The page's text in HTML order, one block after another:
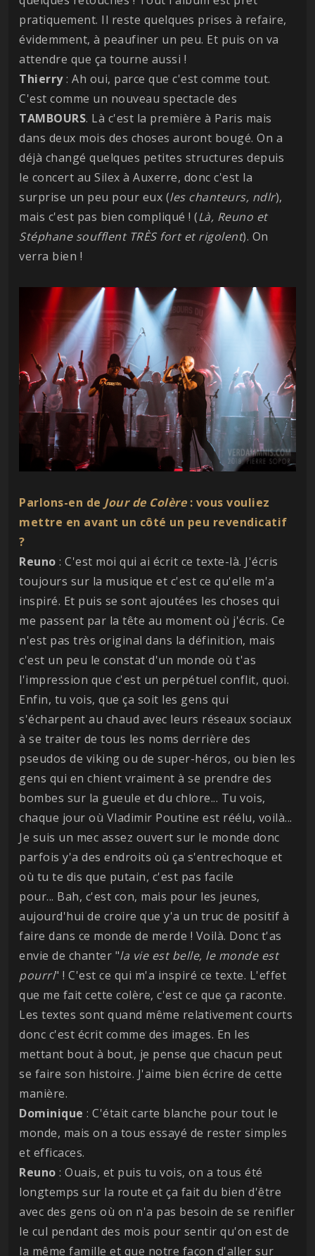
pratiquement. Il reste quelques prises à refaire,
évidemment, à peaufiner un peu. Et puis on va
attendre que ça tourne aussi !
Thierry: Ah oui, parce que c'est comme tout.
C'est comme un nouveau spectacle des
TAMBOURS. Là c'est la première à Paris mais
dans deux mois des choses auront bougé. On a
déjà changé quelques petites structures depuis
le concert au Silex à Auxerre, donc c'est la
surprise un peu pour eux (les chanteurs, ndlr),
mais c'est pas bien compliqué ! (Là, Reuno et
Stéphane soufflent TRÈS fort et rigolent). On
verra bien !
Parlons-en de Jour de Colère: vous vouliez
mettre en avant un côté un peu revendicatif
?
Reuno : C'est moi qui ai écrit ce texte-là. J'écris
toujours sur la musique et c'est ce qu'elle m'a
inspiré. Et puis se sont ajoutées les choses qui
me passent par la tête au moment où j'écris. Ce
n'est pas très original dans la définition, mais
c'est un peu le constat d'un monde où t'as
l'impression que c'est un perpétuel conflit, quoi.
Enfin, tu vois, que ça soit les gens qui
s'écharpent au chaud avec leurs réseaux sociaux
à se traiter de tous les noms derrière des
pseudos de viking ou de super-héros, ou bien les
gens qui en chient vraiment à se prendre des
bombes sur la gueule et du chlore... Tu vois,
chaque jour où Vladimir Poutine est réélu, voilà...
Je suis un mec assez ouvert sur le monde donc
parfois y'a des endroits où ça s'entrechoque et
où tu te dis que putain, c'est pas facile
pour... Bah, c'est con, mais pour les jeunes,
aujourd'hui de croire que y'a un truc de positif à
faire dans ce monde de merde ! Voilà. Donc t'as
envie de chanter "la vie est belle, le monde est
pourri" ! C'est ce qui m'a inspiré ce texte. L'effet
que me fait cette colère, c'est ce que ça raconte.
Les textes sont quand même relativement courts
donc c'est écrit comme des images. En les
mettant bout à bout, je pense que chacun peut
se faire son histoire. J'aime bien écrire de cette
manière.
Dominique : C'était carte blanche pour tout le
monde, mais on a tous essayé de rester simples
et efficaces.
Reuno : Ouais, et puis tu vois, on a tous été
longtemps sur la route et ça fait du bien d'être
avec des gens où on n'a pas besoin de se renifler
le cul pendant des mois pour sentir qu'on est de
la même famille et que notre façon d'aller sur